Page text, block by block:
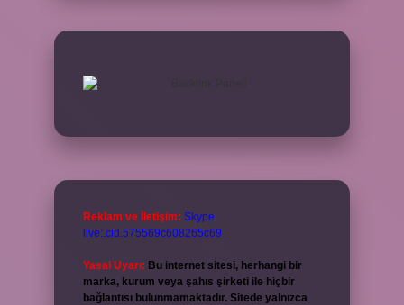
Reklam ve İletişim: Skype:
live:.cid.575569c608265c69
Yasal Uyarı: Bu internet sitesi, herhangi bir
marka, kurum veya şahıs şirketi ile hiçbir
bağlantısı bulunmamaktadır. Sitede yalnızca